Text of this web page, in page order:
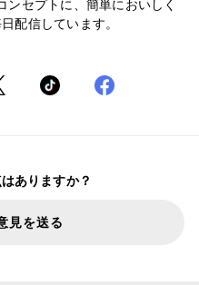
ンセプトに、簡単においしく
配信しています。
ありますか？
見を送る